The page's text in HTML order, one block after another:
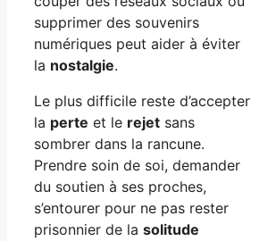
supprimer des souvenirs
numériques peut aider à éviter
la nostalgie.
Le plus difficile reste d’accepter
la perte et le rejet sans
sombrer dans la rancune.
Prendre soin de soi, demander
du soutien à ses proches,
s’entourer pour ne pas rester
prisonnier de la solitude